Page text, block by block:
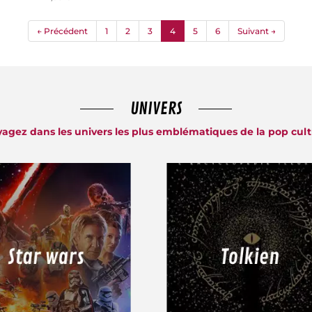
← Précédent 1 2 3 4(current)
5 6 Suivant →
UNIVERS
dans les univers les plus emblématiques de la pop